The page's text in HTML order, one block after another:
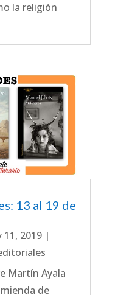
la religión
13 al 19 de
11, 2019|
Martín Ayala
de